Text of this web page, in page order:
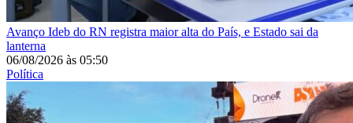
Avanço Ideb do RN registra maior alta do País, e Estado sai da
lanterna
06/08/2026 às 05:50
Política